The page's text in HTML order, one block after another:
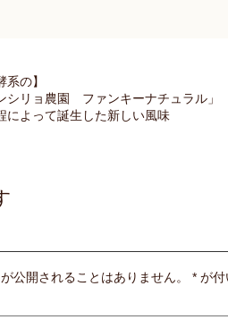
系の】
シリョ農園 ファンキーナチュラル」
によって誕生した新しい風味
公開されることはありません。 * が付